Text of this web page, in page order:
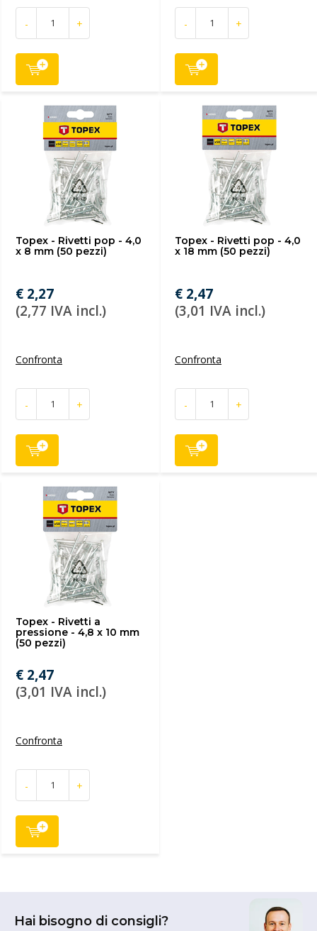
- + - +
Topex - Rivetti pop - 4,0
x 8 mm (50 pezzi)
€ 2,27
(2,77 IVA incl.)
Confronta
- +
Topex - Rivetti pop - 4,0
x 18 mm (50 pezzi)
€ 2,47
(3,01 IVA incl.)
Confronta
- +
Topex - Rivetti a
pressione - 4,8 x 10 mm
(50 pezzi)
€ 2,47
(3,01 IVA incl.)
Confronta
- +
Hai bisogno di consigli?